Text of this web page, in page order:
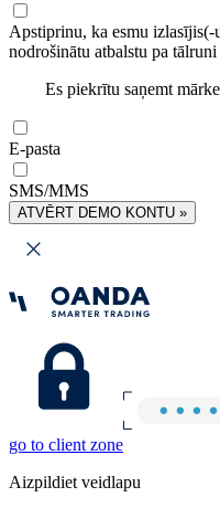
Apstiprinu, ka esmu
nodrošinātu atbalstu pa
Es piekrītu saņemt
E-pasta
SMS/MMS
ATVĒRT DEMO KONTU »
go to client zone
Aizpildiet veidlapu